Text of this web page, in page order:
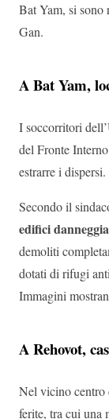
Bat Yam, si sono
Gan.
A Bat Yam,
I soccorritori
del Fronte
estrarre i dispersi.
Secondo il
edifici
demoliti
dotati di rifugi
Immagini
A Rehovot,
Nel vicino centro
ferite, tra cui una